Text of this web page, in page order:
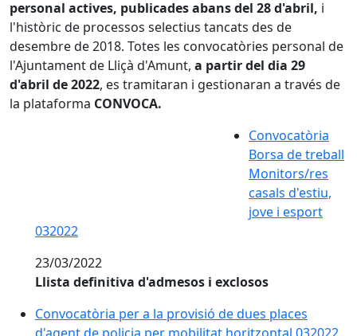
personal actives, publicades abans del 28 d'abril, i
l'històric de processos selectius tancats des de
desembre de 2018. Totes les convocatòries personal de
l'Ajuntament de Lliçà d'Amunt, a partir del dia 29
d'abril de 2022, es tramitaran i gestionaran a través de
la plataforma CONVOCA.
Convocatòria
Borsa de treball
Monitors/res
casals d'estiu,
jove i esport
032022
23/03/2022
Llista definitiva d'admesos i exclosos
Convocatòria per a la provisió de dues places